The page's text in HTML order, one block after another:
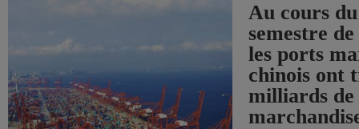
Au cours
semestre
les ports
chinois ont
milliards de